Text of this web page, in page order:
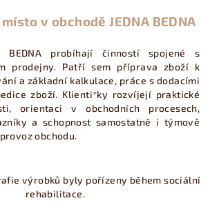
v obchodě JEDNA BEDNA
BEDNA probíhají činností spojené s
prodejny. Patří sem příprava zboží k
a základní kalkulace, práce s dodacími
zboží. Klienti*ky rozvíjejí praktické
orientaci v obchodních procesech,
a schopnost samostatně i týmově
obchodu.
výrobků byly pořízeny během sociální
rehabilitace.